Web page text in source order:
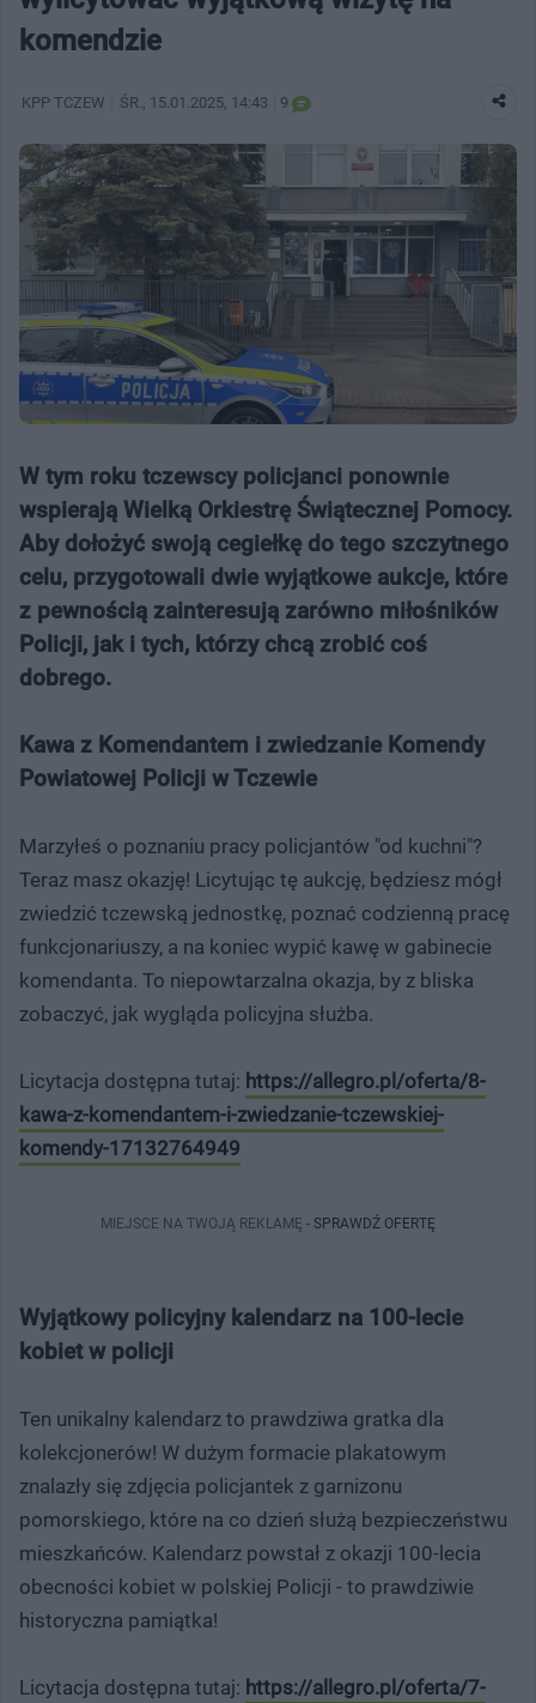
komendzie
KPP TCZEW ŚR. , 15.01.2025, 14:43 9
W tym roku tczewscy policjanci ponownie
wspierają Wielką Orkiestrę Świątecznej Pomocy.
Aby dołożyć swoją cegiełkę do tego szczytnego
celu, przygotowali dwie wyjątkowe aukcje, które
z pewnością zainteresują zarówno miłośników
Policji, jak i tych, którzy chcą zrobić coś
dobrego.
Kawa z Komendantem i zwiedzanie Komendy
Powiatowej Policji w Tczewie
Marzyłeś o poznaniu pracy policjantów "od kuchni"?
Teraz masz okazję! Licytując tę aukcję, będziesz mógł
zwiedzić tczewską jednostkę, poznać codzienną pracę
funkcjonariuszy, a na koniec wypić kawę w gabinecie
komendanta. To niepowtarzalna okazja, by z bliska
zobaczyć, jak wygląda policyjna służba.
Licytacja dostępna tutaj: https://allegro.pl/oferta/8-
kawa-z-komendantem-i-zwiedzanie-tczewskiej-
komendy-17132764949
MIEJSCE NA TWOJĄ REKLAMĘ - SPRAWDŹ OFERTĘ
Wyjątkowy policyjny kalendarz na 100-lecie
kobiet w policji
Ten unikalny kalendarz to prawdziwa gratka dla
kolekcjonerów! W dużym formacie plakatowym
znalazły się zdjęcia policjantek z garnizonu
pomorskiego, które na co dzień służą bezpieczeństwu
mieszkańców. Kalendarz powstał z okazji 100-lecia
obecności kobiet w polskiej Policji - to prawdziwie
historyczna pamiątka!
Licytacja dostępna tutaj: https://allegro.pl/oferta/7-